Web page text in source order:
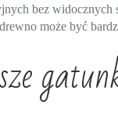
bez widocznych
może być